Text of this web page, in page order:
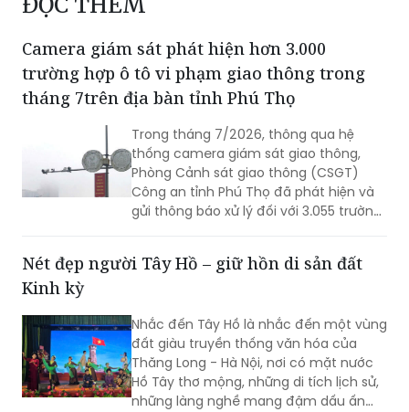
Camera giám sát phát hiện hơn 3.000
trường hợp ô tô vi phạm giao thông trong
tháng 7trên địa bàn tỉnh Phú Thọ
Trong tháng 7/2026, thông qua hệ
thống camera giám sát giao thông,
Phòng Cảnh sát giao thông (CSGT)
Công an tỉnh Phú Thọ đã phát hiện và
gửi thông báo xử lý đối với 3.055 trường
biến tập trung vào hành vi chạy quá
Nét đẹp người Tây Hồ – giữ hồn di sản đất
Kinh kỳ
Nhắc đến Tây Hồ là nhắc đến một vùng
đất giàu truyền thống văn hóa của
Thăng Long - Hà Nội, nơi có mặt nước
Hồ Tây thơ mộng, những di tích lịch sử,
những làng nghề mang đậm dấu ấn